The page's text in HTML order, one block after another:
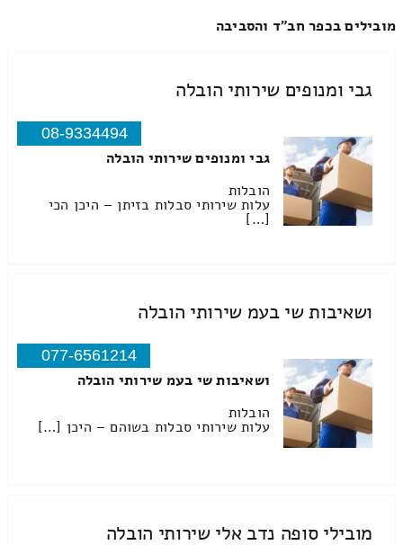
מובילים בכפר חב"ד והסביבה
גבי ומנופים שירותי הובלה
08-9334494
גבי ומנופים שירותי הובלה
הובלות
עלות שירותי סבלות בזיתן – היכן הכי
[…]
ושאיבות שי בעמ שירותי הובלה
077-6561214
ושאיבות שי בעמ שירותי הובלה
הובלות
עלות שירותי סבלות בשוהם – היכן […]
מובילי סופה נדב אלי שירותי הובלה